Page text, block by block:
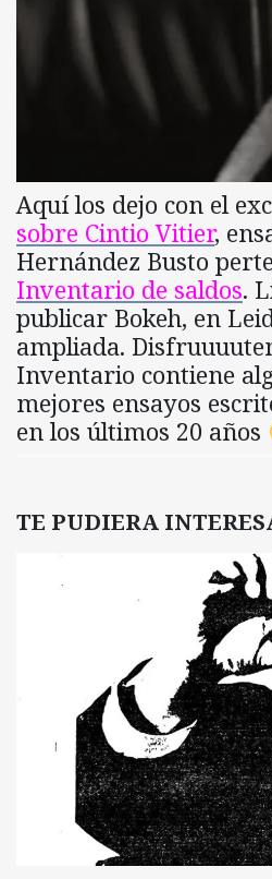
Aquí los dejo con el
sobre Cintio Vitier,
Hernández Busto
Inventario de saldos.
publicar Bokeh, en
ampliada.
Inventario contiene
mejores ensayos
en los últimos 20 años
TE PUDIERA